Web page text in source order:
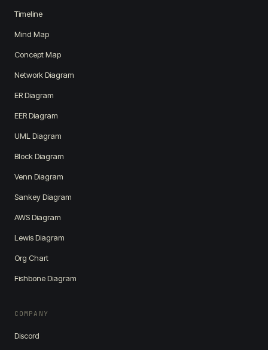
Timeline
Mind Map
Concept Map
Network Diagram
ER Diagram
EER Diagram
UML Diagram
Block Diagram
Venn Diagram
Sankey Diagram
AWS Diagram
Lewis Diagram
Org Chart
Fishbone Diagram
COMPANY
Discord